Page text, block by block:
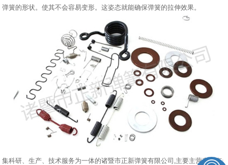
弹簧的形状。使其不会容易变形。这姿态就能确保弹簧的拉伸效果。
集科研、生产、技术服务为一体的诸暨市正新弹簧有限公司,主要主营产品有: